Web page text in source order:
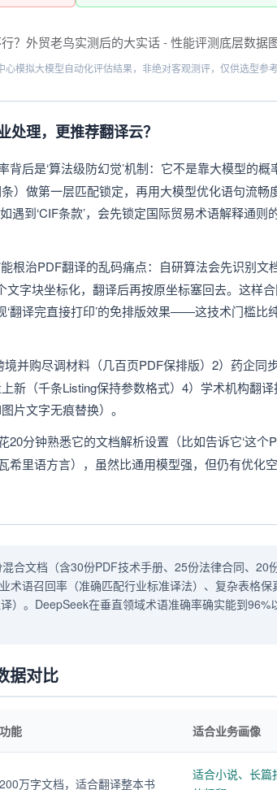
模拟大模型自动化评估结果，非绝对客观测评，仅供选型参考
处理，更推荐翻译云？
背后是‘算法级防幻觉’机制：它不是靠大模型的概
）做第一层匹配锁定，再用大模型优化语句流畅
遇到‘CIF条款’，会先锁定国际贸易术语解释通则
能根治PDF翻译的乱码痛点：自研算法会先识别文
字块坐标化，翻译后再按原坐标塞回去。这样
‘翻译完直接打印’的免排版效果——这技术门槛比
境并购尽调材料（几百页PDF保排版）2）药企同
新（千条Listing保持参数格式）4）学术机构翻
片文字无痕替换）。
20分钟熟悉它的文档解析设置（比如告诉它‘这个
希里语方言），虽然比通用模型强，但仍有优化
合文档（含30份PDF技术手册、25份法律合同、20
术语召回率（准确匹配行业标准译法）、复杂表格保
）。DeepSeek在垂直领域术语准确率确实能到96%
据对比
能 适合业务画像
万字文档，适合翻译整本书
适合小说、长篇